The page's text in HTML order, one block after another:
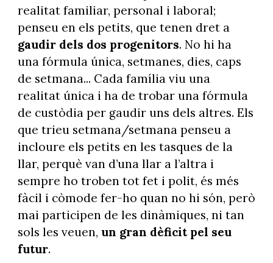
realitat familiar, personal i laboral;
penseu en els petits, que tenen dret a
gaudir dels dos progenitors. No hi ha
una fórmula única, setmanes, dies, caps
de setmana... Cada família viu una
realitat única i ha de trobar una fórmula
de custòdia per gaudir uns dels altres. Els
que trieu setmana/setmana penseu a
incloure els petits en les tasques de la
llar, perquè van d’una llar a l’altra i
sempre ho troben tot fet i polit, és més
fàcil i còmode fer-ho quan no hi són, però
mai participen de les dinàmiques, ni tan
sols les veuen, un gran dèficit pel seu
futur.